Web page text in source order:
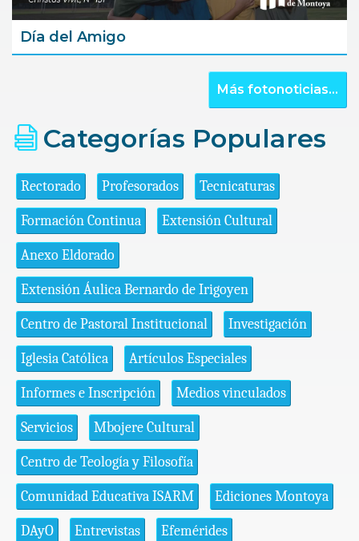
Día del Amigo
Más fotonoticias...
Categorías Populares
Rectorado Profesorados Tecnicaturas
Formación Continua Extensión Cultural
Anexo Eldorado
Extensión Áulica Bernardo de Irigoyen
Centro de Pastoral Institucional Investigación
Iglesia Católica Artículos Especiales
Informes e Inscripción Medios vinculados
Servicios Mbojere Cultural
Centro de Teología y Filosofía
Comunidad Educativa ISARM Ediciones Montoya
DAyO Entrevistas Efemérides